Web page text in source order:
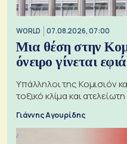
WORLD 07.08.2026, 07:00
Μια θέση στην
όνειρο γίνεται
Υπάλληλοι της Κομισιόν
τοξικό κλίμα και
Γιάννης Αγουρίδης